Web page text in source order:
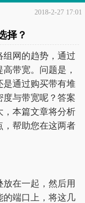
2018-2-27 17:01
择？
组网的趋势，通过
带宽。问题是，
通过购买带有堆
与带宽呢？答案
，本篇文章将分析
，帮助您在这两者
在一起，然后用
的端口上，将这几